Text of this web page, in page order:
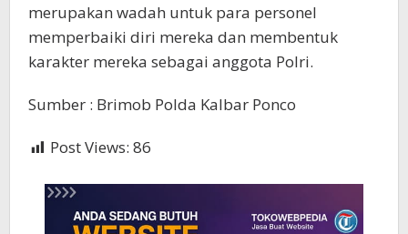
merupakan wadah untuk para personel
memperbaiki diri mereka dan membentuk
karakter mereka sebagai anggota Polri.
Sumber : Brimob Polda Kalbar Ponco
Post Views: 86